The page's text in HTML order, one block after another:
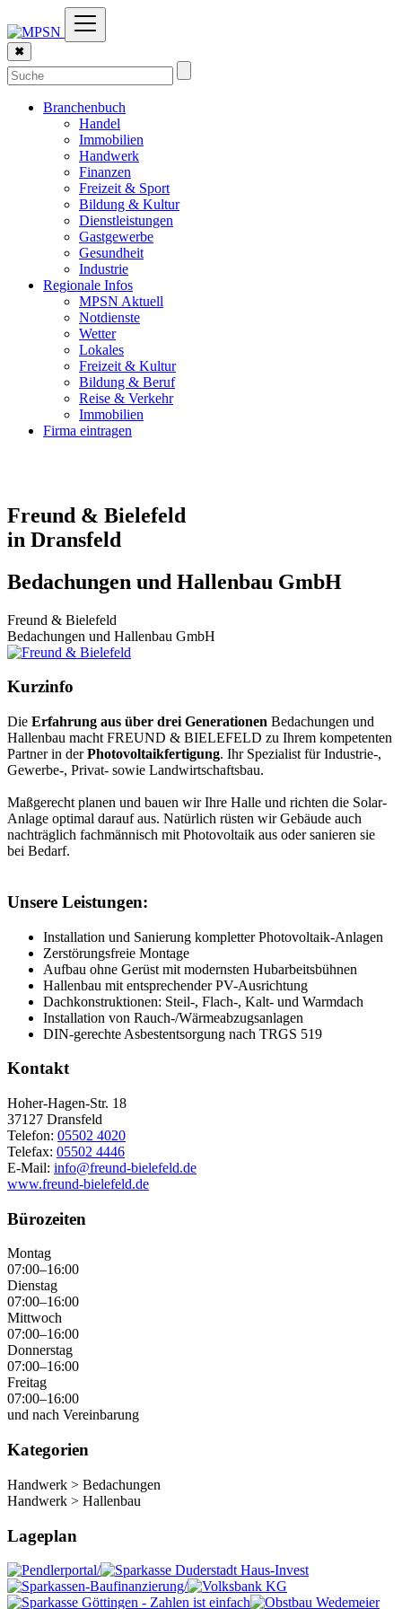
✖
Branchenbuch
Handel
Immobilien
Handwerk
Finanzen
Freizeit & Sport
Bildung & Kultur
Dienstleistungen
Gastgewerbe
Gesundheit
Industrie
Regionale Infos
MPSN Aktuell
Notdienste
Wetter
Lokales
Freizeit & Kultur
Bildung & Beruf
Reise & Verkehr
Immobilien
Firma eintragen
Freund & Bielefeld
in Dransfeld
Bedachungen und Hallenbau GmbH
Freund & Bielefeld
Bedachungen und Hallenbau GmbH
Kurzinfo
Die Erfahrung aus über drei Generationen Bedachungen und
Hallenbau macht FREUND & BIELEFELD zu Ihrem kompetenten
Partner in derPhotovoltaikfertigung. Ihr Spezialist für Industrie-,
Gewerbe-, Privat- sowie Landwirtschaftsbau.
Maßgerecht planen und bauen wir Ihre Halle und richten die Solar-
Anlage optimal darauf aus. Natürlich rüsten wir Gebäude auch
nachträglich fachmännisch mit Photovoltaik aus oder sanieren sie
bei Bedarf.
Unsere Leistungen:
Installation und Sanierung kompletter Photovoltaik-Anlagen
Zerstörungsfreie Montage
Aufbau ohne Gerüst mit modernsten Hubarbeitsbühnen
Hallenbau mit entsprechender PV-Ausrichtung
Dachkonstruktionen: Steil-, Flach-, Kalt- und Warmdach
Installation von Rauch-/Wärmeabzugsanlagen
DIN-gerechte Asbestentsorgung nach TRGS 519
Kontakt
Hoher-Hagen-Str. 18
37127 Dransfeld
Telefon: 05502 4020
Telefax: 05502 4446
E-Mail: info@freund-bielefeld.de
www.freund-bielefeld.de
Bürozeiten
Montag
07:00–16:00
Dienstag
07:00–16:00
Mittwoch
07:00–16:00
Donnerstag
07:00–16:00
Freitag
07:00–16:00
und nach Vereinbarung
Kategorien
Handwerk > Bedachungen
Handwerk > Hallenbau
Lageplan